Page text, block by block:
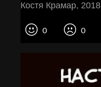
Костя Крамар, 2018
0 0